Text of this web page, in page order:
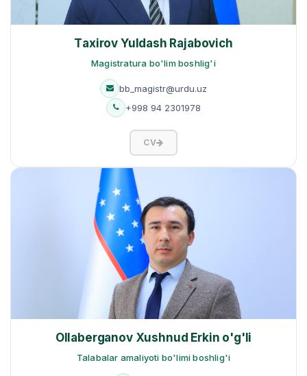
Tахirov Yuldash Rajabovich
Magistratura bo'lim boshlig'i
bb_magistr@urdu.uz
+998 94 2301978
CV
Ollaberganov Xushnud Erkin o'g'li
Talabalar amaliyoti bo'limi boshlig'i